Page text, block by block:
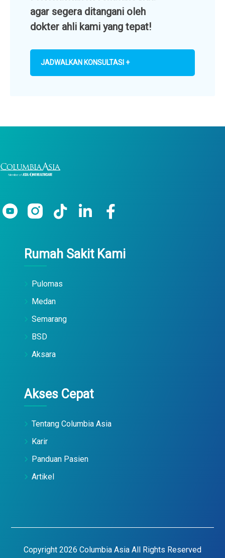
agar segera ditangani oleh
dokter ahli kami yang tepat!
JADWALKAN KONSULTASI +
Rumah Sakit Kami
Pulomas
Medan
Semarang
BSD
Aksara
Akses Cepat
Tentang Columbia Asia
Karir
Panduan Pasien
Artikel
Copyright 2026 Columbia Asia All Rights Reserved